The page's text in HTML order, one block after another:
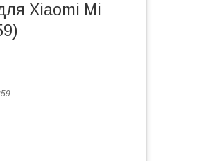
Xiaomi Mi